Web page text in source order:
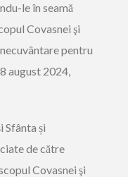
le în seamă
Covasnei şi
pentru
august 2024,
Sfânta și
de către
Covasnei şi